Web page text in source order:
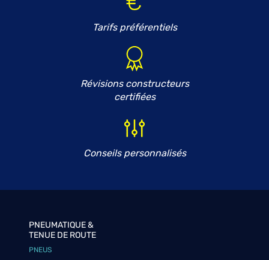
Tarifs préférentiels
Révisions constructeurs
certifiées
Conseils personnalisés
PNEUMATIQUE &
TENUE DE ROUTE
PNEUS